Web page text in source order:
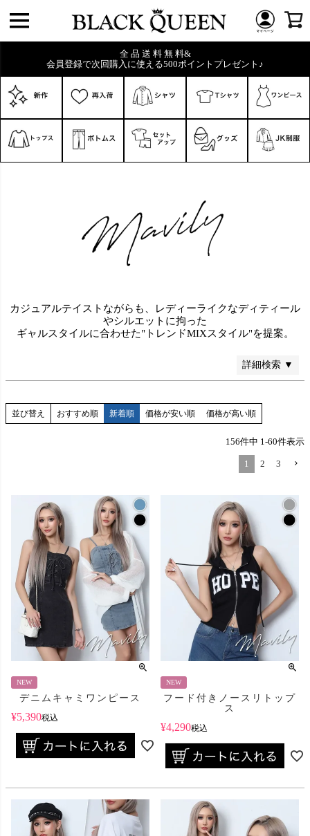
全 品 送 料 無 料&
会員登録で次回購入に使える500ポイントプレゼント♪
カジュアルテイストながらも、レディーライクなディティール
やシルエットに拘った
ギャルスタイルに合わせた"トレンドMIXスタイル"を提案。
詳細検索 ▼
キーワード
在庫なし商品
在庫なし商品を表示しない
検索
並び替え おすすめ順 新着順 価格が安い順 価格が高い順
156件中 1 -60件表示
1 2 3
NEW
デニムキャミワンピース
¥5,390税込
NEW
フード付きノースリトップ
ス
¥4,290税込